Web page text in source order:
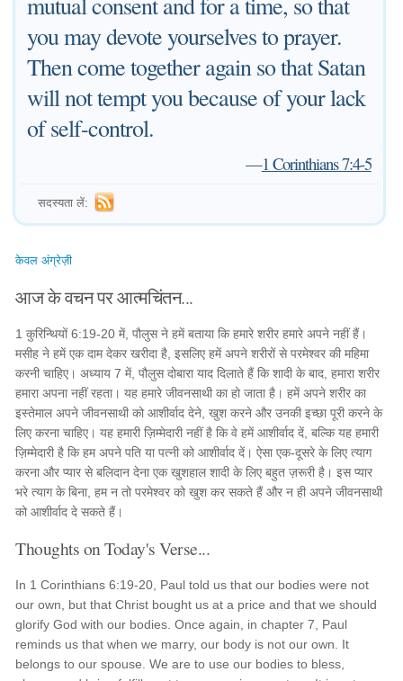
you may devote yourselves to prayer.
Then come together again so that Satan
will not tempt you because of your lack
of self-control.
—1 Corinthians 7:4-5
सदस्यता लें:
केवल अंग्रेज़ी
आज के वचन पर आत्मचिंतन...
1 कुरिन्थियों 6:19-20 में, पौलुस ने हमें बताया कि हमारे शरीर हमारे अपने नहीं हैं।
मसीह ने हमें एक दाम देकर खरीदा है, इसलिए हमें अपने शरीरों से परमेश्वर की महिमा
करनी चाहिए। अध्याय 7 में, पौलुस दोबारा याद दिलाते हैं कि शादी के बाद, हमारा शरीर
हमारा अपना नहीं रहता। यह हमारे जीवनसाथी का हो जाता है। हमें अपने शरीर का
इस्तेमाल अपने जीवनसाथी को आशीर्वाद देने, खुश करने और उनकी इच्छा पूरी करने के
लिए करना चाहिए। यह हमारी ज़िम्मेदारी नहीं है कि वे हमें आशीर्वाद दें, बल्कि यह हमारी
ज़िम्मेदारी है कि हम अपने पति या पत्नी को आशीर्वाद दें। ऐसा एक-दूसरे के लिए त्याग
करना और प्यार से बलिदान देना एक खुशहाल शादी के लिए बहुत ज़रूरी है। इस प्यार
भरे त्याग के बिना, हम न तो परमेश्वर को खुश कर सकते हैं और न ही अपने जीवनसाथी
को आशीर्वाद दे सकते हैं।
Thoughts on Today's Verse...
In 1 Corinthians 6:19-20, Paul told us that our bodies were not
our own, but that Christ bought us at a price and that we should
glorify God with our bodies. Once again, in chapter 7, Paul
reminds us that when we marry, our body is not our own. It
belongs to our spouse. We are to use our bodies to bless,